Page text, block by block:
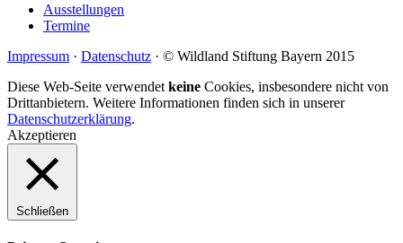
Ausstellungen
Termine
Impressum · Datenschutz · © Wildland Stiftung Bayern 2015
Diese Web-Seite verwendet keine Cookies, insbesondere nicht von
Drittanbietern. Weitere Informationen finden sich in unserer
Datenschutzerklärung.
Akzeptieren
Schließen